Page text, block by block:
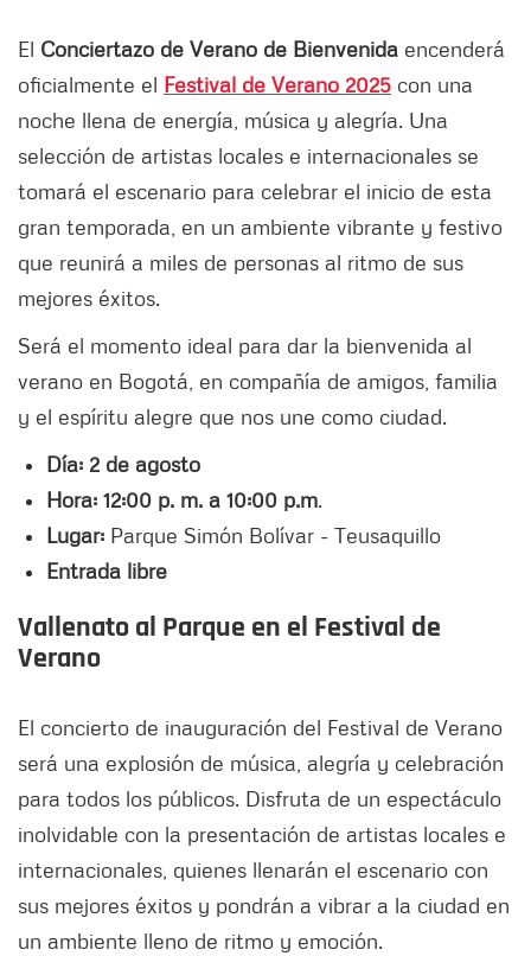
El Conciertazo de Verano de Bienvenida encenderá
oficialmente el Festival de Verano 2025 con una
noche llena de energía, música y alegría. Una
selección de artistas locales e internacionales se
tomará el escenario para celebrar el inicio de esta
gran temporada, en un ambiente vibrante y festivo
que reunirá a miles de personas al ritmo de sus
mejores éxitos.
Será el momento ideal para dar la bienvenida al
verano en Bogotá, en compañía de amigos, familia
y el espíritu alegre que nos une como ciudad.
Día: 2 de agosto
Hora: 12:00 p. m. a 10:00 p.m.
Lugar: Parque Simón Bolívar - Teusaquillo
Entrada libre
Vallenato al Parque en el Festival de
Verano
El concierto de inauguración del Festival de Verano
será una explosión de música, alegría y celebración
para todos los públicos. Disfruta de un espectáculo
inolvidable con la presentación de artistas locales e
internacionales, quienes llenarán el escenario con
sus mejores éxitos y pondrán a vibrar a la ciudad en
un ambiente lleno de ritmo y emoción.